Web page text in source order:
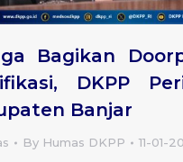
Bagikan
DKPP
Banjar
By Humas DKPP 11-01-